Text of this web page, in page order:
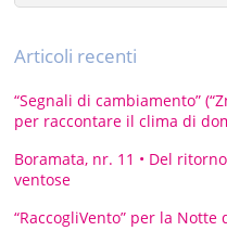
Articoli recenti
“Segnali di cambiamento”
per raccontare il clima di
Boramata, nr. 11 • Del
ventose
“RaccogliVento” per la Notte